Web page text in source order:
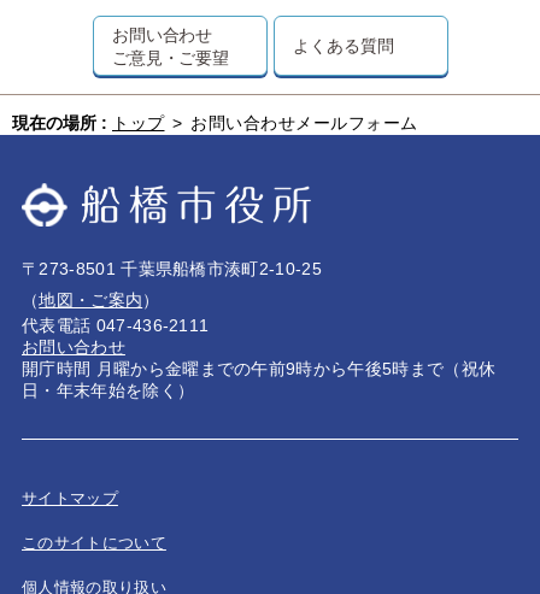
お問い合わせ
ご意見・ご要望
よくある質問
現在の場所 : トップ > お問い合わせメールフォーム
〒273-8501 千葉県船橋市湊町2-10-25
（地図・ご案内）
代表電話 047-436-2111
お問い合わせ
開庁時間 月曜から金曜までの午前9時から午後5時まで（祝休
日・年末年始を除く）
サイトマップ
このサイトについて
個人情報の取り扱い